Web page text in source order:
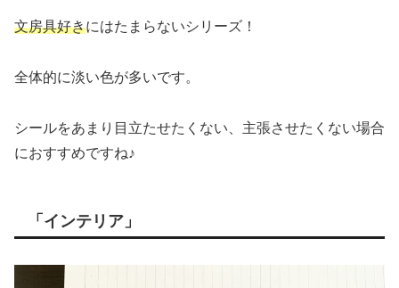
文房具好きにはたまらないシリーズ！
全体的に淡い色が多いです。
シールをあまり目立たせたくない、主張させたくない場合
におすすめですね♪
「インテリア」